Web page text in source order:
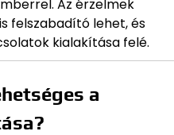
Az érzelmek
felszabadító lehet, és
kialakítása felé.
a